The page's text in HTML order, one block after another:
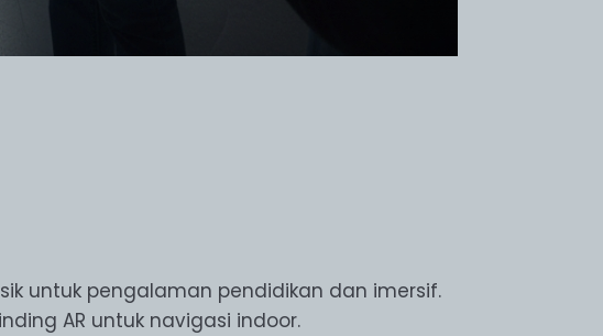
untuk pengalaman pendidikan dan imersif.
AR untuk navigasi indoor.